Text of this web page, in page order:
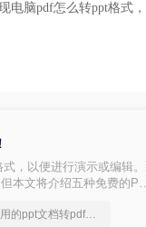
现电脑pdf怎么转ppt格式
，以便进行演示或编辑
本文将介绍五种免费的
简单又好用的ppt文档转pdf方法，一般人我都不告诉他